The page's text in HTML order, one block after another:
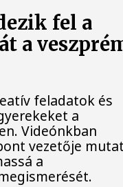
fel a
a
feladatok és
a
Videónkban
vezetője
a